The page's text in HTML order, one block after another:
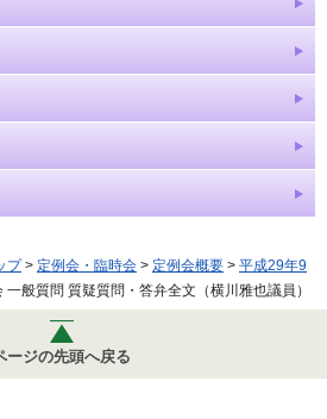
プ> 定例会・臨時会 > 定例会概要 > 平成29年9
般質問 質疑質問・答弁全文（横川雅也議員）
ージの先頭へ戻る